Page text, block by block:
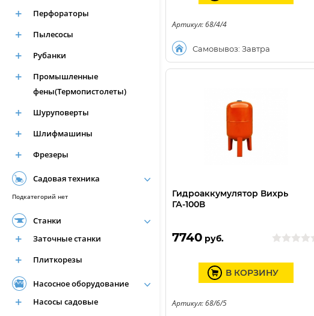
Перфораторы
Пылесосы
Рубанки
Промышленные
фены(Термопистолеты)
Шуруповерты
Шлифмашины
Фрезеры
Садовая техника
Подкатегорий нет
Станки
Заточные станки
Плиткорезы
Насосное оборудование
Насосы садовые
Самовывоз: Завтра
Артикул: 68/4/4
Гидроаккумулятор Вихрь
ГА-100В
7740 руб.
В КОРЗИНУ
Артикул: 68/6/5